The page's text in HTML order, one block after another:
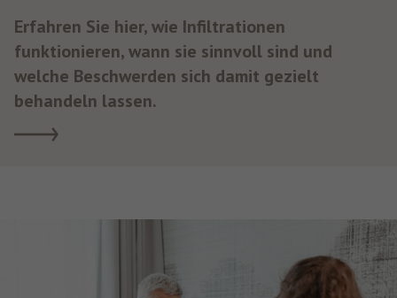
Erfahren Sie hier, wie Infiltrationen
funktionieren, wann sie sinnvoll sind und
welche Beschwerden sich damit gezielt
behandeln lassen.